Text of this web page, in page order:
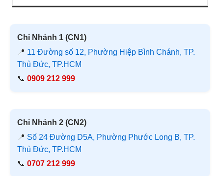
Chi Nhánh 1 (CN1)
📍 11 Đường số 12, Phường Hiệp Bình Chánh, TP.
Thủ Đức, TP.HCM
📞 0909 212 999
Chi Nhánh 2 (CN2)
📍 Số 24 Đường D5A, Phường Phước Long B, TP.
Thủ Đức, TP.HCM
📞 0707 212 999